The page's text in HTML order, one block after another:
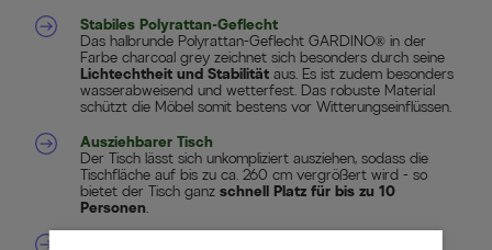
Stabiles Polyrattan-Geflecht
Das halbrunde Polyrattan-Geflecht GARDINO® in der
Farbe charcoal grey zeichnet sich besonders durch seine
Lichtechtheit und Stabilität aus. Es ist zudem besonders
wasserabweisend und wetterfest. Das robuste Material
schützt die Möbel somit bestens vor Witterungseinflüssen.
Ausziehbarer Tisch
Der Tisch lässt sich unkompliziert ausziehen, sodass die
Tischfläche auf bis zu ca. 260 cm vergrößert wird - so
bietet der Tisch ganz schnell Platz für bis zu 10
Personen.